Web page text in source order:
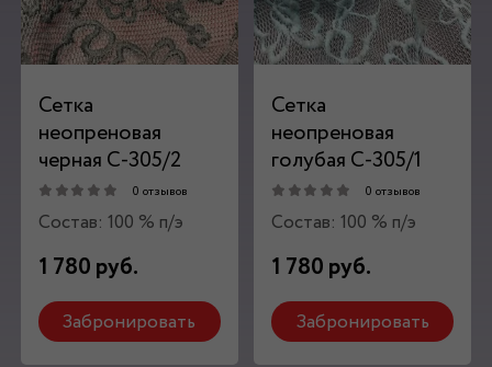
Сетка
неопреновая
черная С-305/2
0 отзывов
Состав: 100 % п/э
1 780 руб.
Забронировать
Сетка
неопреновая
голубая С-305/1
0 отзывов
Состав: 100 % п/э
1 780 руб.
Забронировать